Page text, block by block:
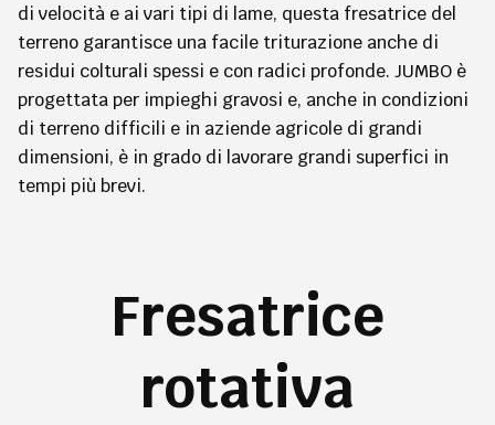
di velocità e ai vari tipi di lame, questa fresatrice del
terreno garantisce una facile triturazione anche di
residui colturali spessi e con radici profonde. JUMBO è
progettata per impieghi gravosi e, anche in condizioni
di terreno difficili e in aziende agricole di grandi
dimensioni, è in grado di lavorare grandi superfici in
tempi più brevi.
Fresatrice
rotativa